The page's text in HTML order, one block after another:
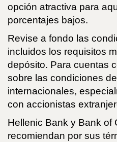
opción atractiva para
porcentajes bajos.
Revise a fondo las
incluidos los requisitos
depósito. Para cuentas
sobre las condiciones
internacionales,
con accionistas
Hellenic Bank y Bank of
recomiendan por sus